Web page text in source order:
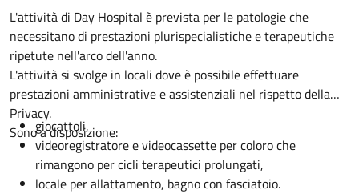
Descrizione
L'attività di Day Hospital è prevista per le patologie che
necessitano di prestazioni plurispecialistiche e terapeutiche
ripetute nell'arco dell'anno.
L'attività si svolge in locali dove è possibile effettuare
prestazioni amministrative e assistenziali nel rispetto della
Privacy.
Sono a disposizione:
giocattoli,
videoregistratore e videocassette per coloro che
rimangono per cicli terapeutici prolungati,
locale per allattamento, bagno con fasciatoio.